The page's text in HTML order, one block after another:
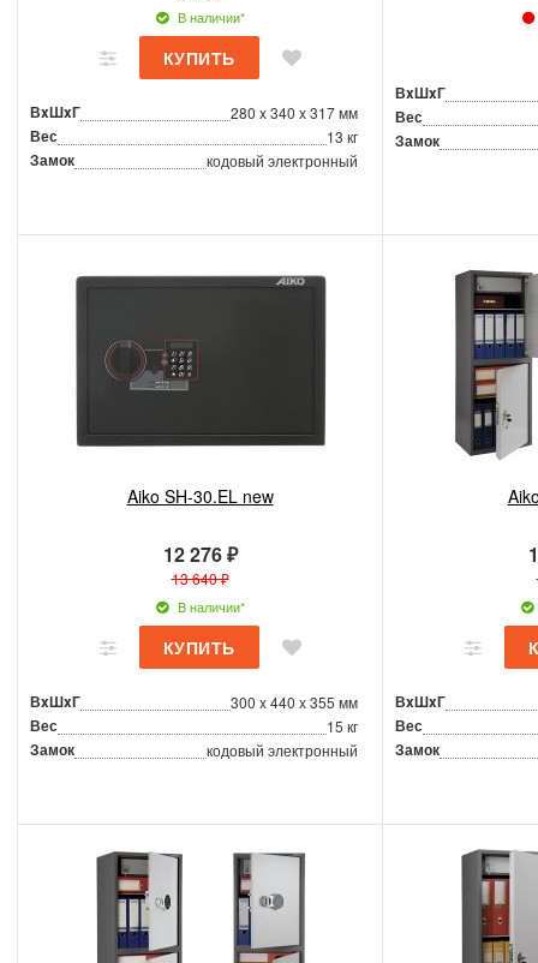
В наличии*
ВxШxГ 280 x 340 x 317 мм
Вес 13 кг
Замок кодовый электронный
ВxШxГ
Вес
Замок
Aiko SH-30.EL new
12 276 ₽
13 640 ₽
В наличии*
ВxШxГ 300 x 440 x 355 мм
Вес 15 кг
Замок кодовый электронный
ВxШxГ
Вес
Замок